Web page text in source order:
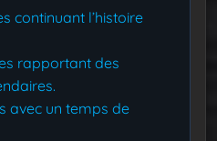
continuant l’histoire
rapportant des
avec un temps de